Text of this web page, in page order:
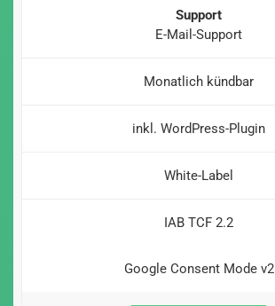
Support
E-Mail-Support
Monatlich kündbar
inkl. WordPress-Plugin
White-Label
IAB TCF 2.2
Google Consent Mode v2